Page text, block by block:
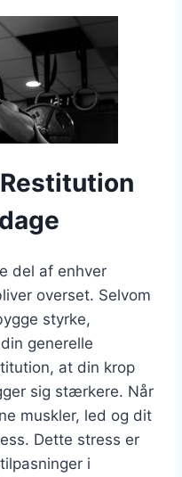
del af enhver
overset. Selvom
styrke,
generelle
at din krop
sig stærkere. Når
muskler, led og dit
Dette stress er
i